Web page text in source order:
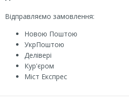
Відправляємо замовлення:
Новою Поштою
УкрПоштою
Делівері
Кур'єром
Міст Експрес